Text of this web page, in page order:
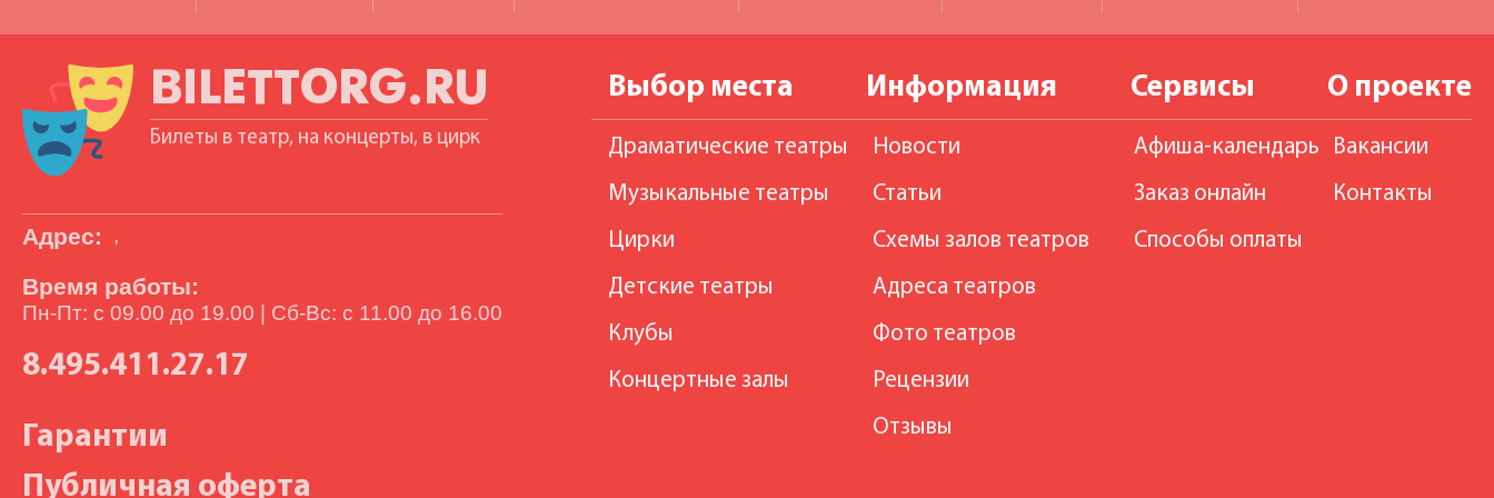
BILETTORG.RU
Билеты в театр, на концерты, в цирк
Адрес: ,
Время работы:
Пн-Пт: с 09.00 до 19.00 | Сб-Вс: с 11.00 до 16.00
8.495.411.27.17
Гарантии
Публичная оферта
Выбор места Информация Сервисы О проекте
Драматические театры
Музыкальные театры
Цирки
Детские театры
Клубы
Концертные залы
Новости
Статьи
Схемы залов театров
Адреса театров
Фото театров
Рецензии
Отзывы
Афиша-календарь
Заказ онлайн
Способы оплаты
Вакансии
Контакты